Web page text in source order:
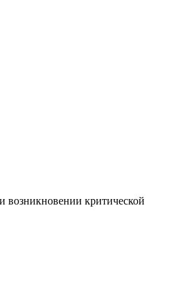
возникновении критической